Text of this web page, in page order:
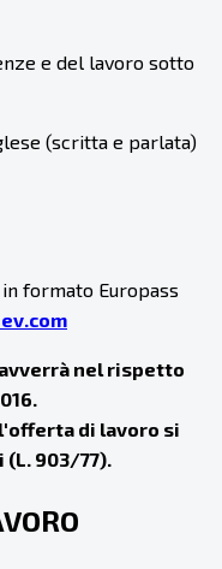
e del lavoro sotto
(scritta e parlata)
formato Europass
nel rispetto
di lavoro si
903/77).